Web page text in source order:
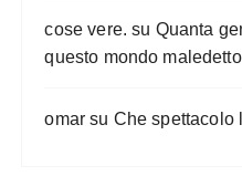
cose vere. su Quanta
questo mondo maledetto
omar su Che spettacolo